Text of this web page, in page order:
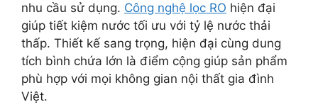
nhu cầu sử dụng. Công nghệ lọc RO hiện đại
giúp tiết kiệm nước tối ưu với tỷ lệ nước thải
thấp. Thiết kế sang trọng, hiện đại cùng dung
tích bình chứa lớn là điểm cộng giúp sản phẩm
phù hợp với mọi không gian nội thất gia đình
Việt.